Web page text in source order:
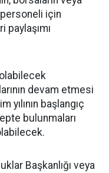
için
paylaşımı
devam etmesi
yılının başlangıç
bulunmaları
Başkanlığı veya